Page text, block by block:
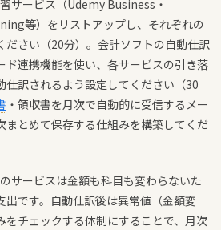
サービス（Udemy Business・
等）をリストアップし、それぞれの
ださい（20分）。会計ソフトの自動仕訳
ド連携機能を使い、各サービスの引き落
仕訳されるよう設定してください（30
・領収書を月次で自動的に受信するメー
まとめて保存する仕組みを構築してくだ
サービスは金額も科目も変わらないた
出です。自動仕訳後は異常値（金額変
をチェックする体制にすることで、月次